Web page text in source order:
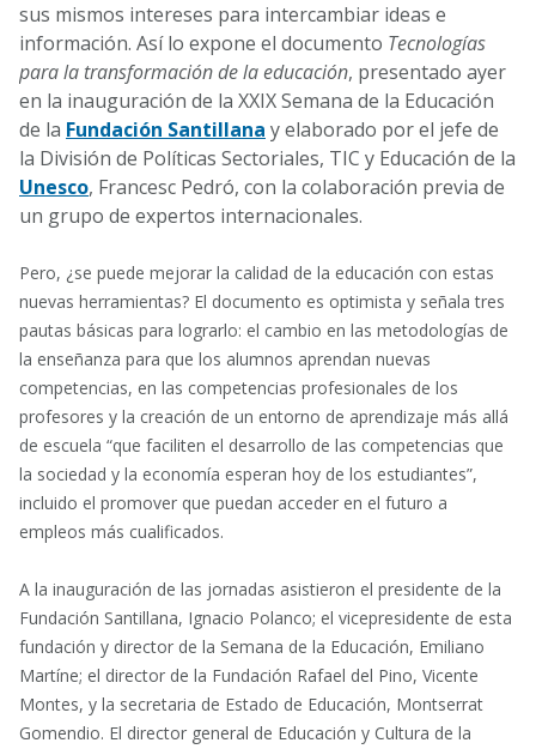
sus mismos intereses para intercambiar ideas e
información. Así lo expone el documento Tecnologías
para la transformación de la educación, presentado ayer
en la inauguración de la XXIX Semana de la Educación
de la Fundación Santillana y elaborado por el jefe de
la División de Políticas Sectoriales, TIC y Educación de la
Unesco, Francesc Pedró, con la colaboración previa de
un grupo de expertos internacionales.
Pero, ¿se puede mejorar la calidad de la educación con estas
nuevas herramientas? El documento es optimista y señala tres
pautas básicas para lograrlo: el cambio en las metodologías de
la enseñanza para que los alumnos aprendan nuevas
competencias, en las competencias profesionales de los
profesores y la creación de un entorno de aprendizaje más allá
de escuela “que faciliten el desarrollo de las competencias que
la sociedad y la economía esperan hoy de los estudiantes”,
incluido el promover que puedan acceder en el futuro a
empleos más cualificados.
A la inauguración de las jornadas asistieron el presidente de la
Fundación Santillana, Ignacio Polanco; el vicepresidente de esta
fundación y director de la Semana de la Educación, Emiliano
Martíne; el director de la Fundación Rafael del Pino, Vicente
Montes, y la secretaria de Estado de Educación, Montserrat
Gomendio. El director general de Educación y Cultura de la